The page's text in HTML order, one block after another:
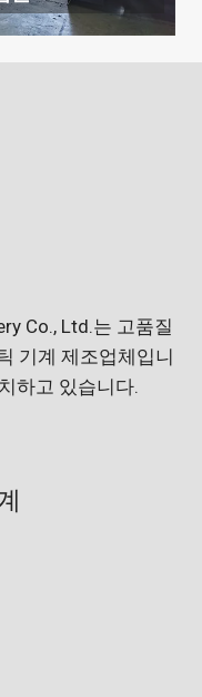
Co., Ltd.는 고품질
기계 제조업체입니
하고 있습니다.